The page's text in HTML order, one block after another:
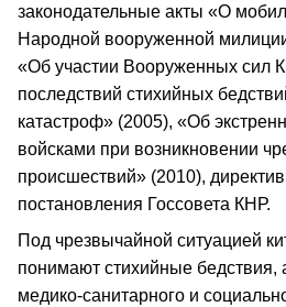
законодательные акты «О
Народной вооруженной
«Об участии Вооруженных сил
последствий стихийных
катастроф» (2005), «Об
войсками при возникновении
происшествий» (2010),
постановления Госсовета КНР.
Под чрезвычайной ситуацией
понимают стихийные бедствия,
медико-санитарного и